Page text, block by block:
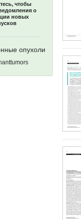
чтобы
о
новых
опухоли